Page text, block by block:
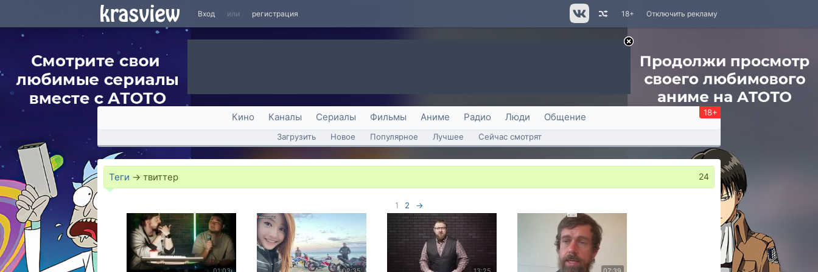
Вход или регистрация Отключить рекламу
18+
Кино Каналы Сериалы Фильмы Аниме Радио Люди Общение 18+
Загрузить Новое Популярное Лучшее Сейчас смотрят
Теги → твиттер 24
1 2 →